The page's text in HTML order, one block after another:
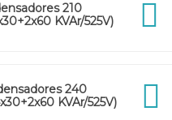
210
KVAr/525V)
240
KVAr/525V)